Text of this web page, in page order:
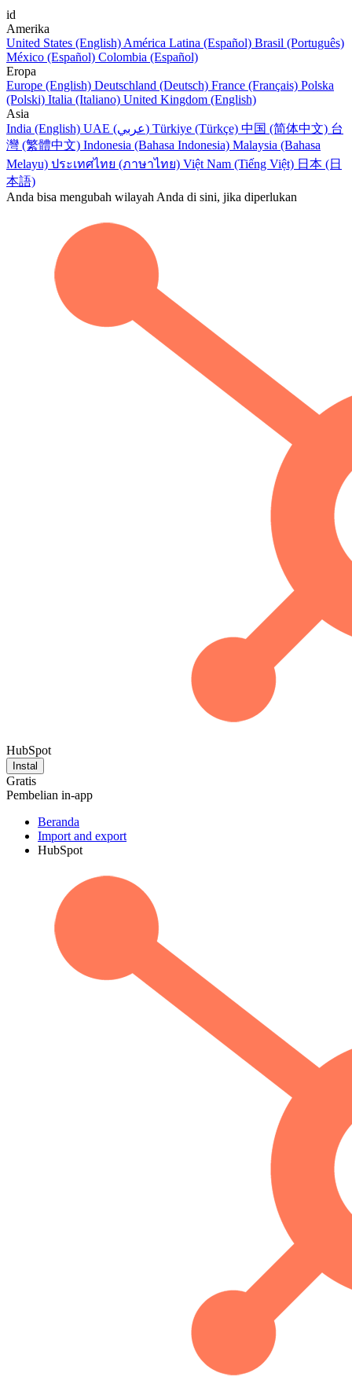
id
Amerika
United States (English) América Latina (Español) Brasil (Português)
México (Español) Colombia (Español)
Eropa
Europe (English) Deutschland (Deutsch) France (Français) Polska
(Polski) Italia (Italiano) United Kingdom (English)
Asia
India (English)
UAE (عربي) Türkiye (Türkçe) 中国 (简体中文) 台
灣 (繁體中文) Indonesia (Bahasa Indonesia) Malaysia (Bahasa
Melayu) ประเทศไทย (ภาษาไทย) Việt Nam (Tiếng Việt) 日本 (日
本語)
Anda bisa mengubah wilayah Anda di sini, jika diperlukan
HubSpot
Instal
Gratis
Pembelian in-app
Beranda
Import and export
HubSpot